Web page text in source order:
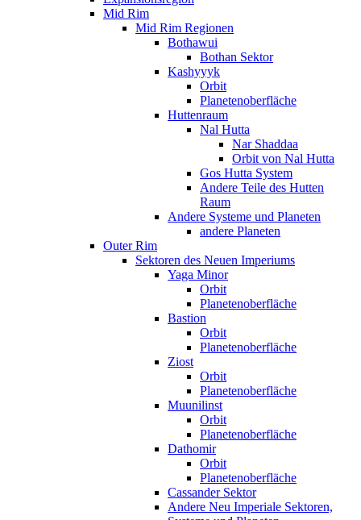
Mid Rim
Mid Rim Regionen
Bothawui
Bothan Sektor
Kashyyyk
Orbit
Planetenoberfläche
Huttenraum
Nal Hutta
Nar Shaddaa
Orbit von Nal Hutta
Gos Hutta System
Andere Teile des Hutten
Raum
Andere Systeme und Planeten
andere Planeten
Outer Rim
Sektoren des Neuen Imperiums
Yaga Minor
Orbit
Planetenoberfläche
Bastion
Orbit
Planetenoberfläche
Ziost
Orbit
Planetenoberfläche
Muunilinst
Orbit
Planetenoberfläche
Dathomir
Orbit
Planetenoberfläche
Cassander Sektor
Andere Neu Imperiale Sektoren,